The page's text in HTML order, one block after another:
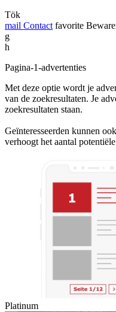
Tök
mail Contact favorite
g
h
Pagina-1-advertenties
Met deze optie wordt je
van de zoekresultaten. Je
zoekresultaten staan.
Geïnteresseerden kunnen
verhoogt het aantal
Platinum